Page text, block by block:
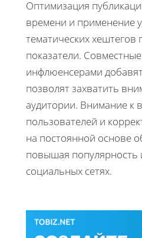
Оптимизация
времени и применение
тематических хештегов
показатели.
инфлюенсерами
позволят захватить
аудитории. Внимание к
пользователей и
на постоянной основе
повышая популярность
социальных сетях.